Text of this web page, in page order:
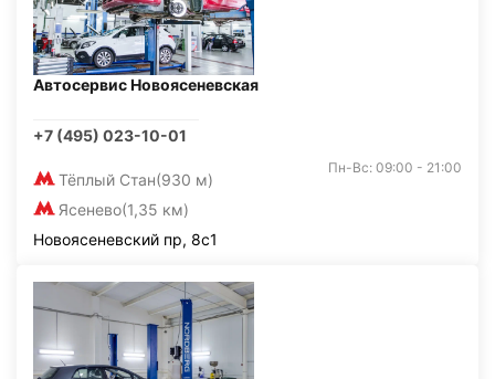
Автосервис Новоясеневская
+7 (495) 023-10-01
Тёплый Стан(930 м)
Ясенево(1,35 км)
Пн-Вс: 09:00 - 21:00
Новоясеневский пр, 8с1